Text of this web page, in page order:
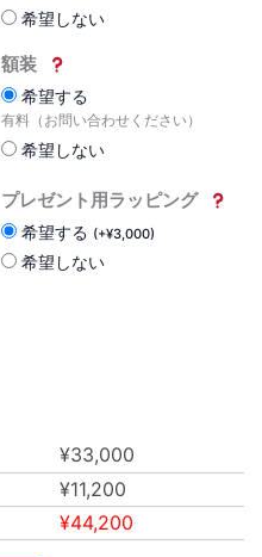
希望しない
額装
希望する
有料（お問い合わせください）
希望しない
プレゼント用ラッピング
希望する (+¥3,000)
希望しない
¥33,000
¥11,200
¥44,200